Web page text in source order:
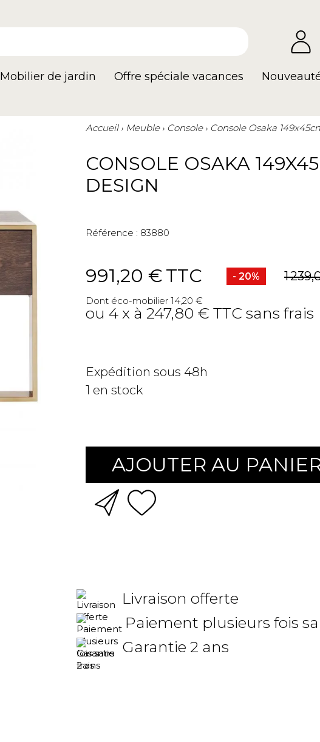
Mobilier de jardin Offre spéciale vacances
Accueil Meuble Console Console Osaka
CONSOLE OSAKA
DESIGN
Référence : 83880
991,20 €TTC - 20% 1
Dont éco-mobilier 14,20 €
ou 4 x à 247,80 € TTC sans frais
Expédition sous 48h
1 en stock
AJOUTER AU
Livraison offerte
Paiement plusieurs fois
Garantie 2 ans